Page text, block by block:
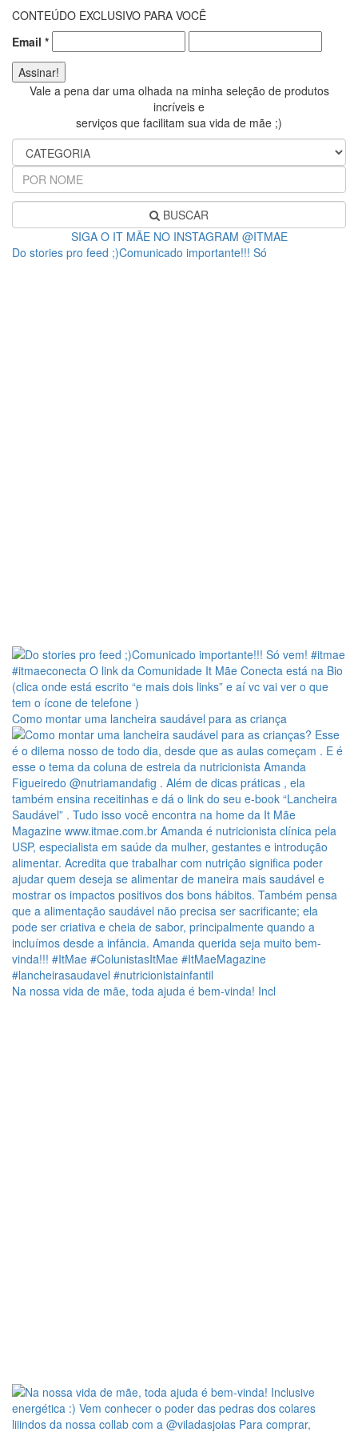
CONTEÚDO EXCLUSIVO PARA VOCÊ
Email *
Vale a pena dar uma olhada na minha seleção de produtos
incríveis e
serviços que facilitam sua vida de mãe ;)
BUSCAR
SIGA O IT MÃE NO INSTAGRAM @ITMAE
Do stories pro feed ;)Comunicado importante!!! Só
Como montar uma lancheira saudável para as criança
Na nossa vida de mãe, toda ajuda é bem-vinda! Incl